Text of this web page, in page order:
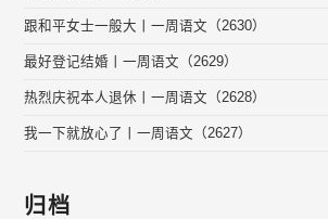
跟和平女士一般大丨一周语文（2630）
最好登记结婚丨一周语文（2629）
热烈庆祝本人退休丨一周语文（2628）
我一下就放心了丨一周语文（2627）
归档